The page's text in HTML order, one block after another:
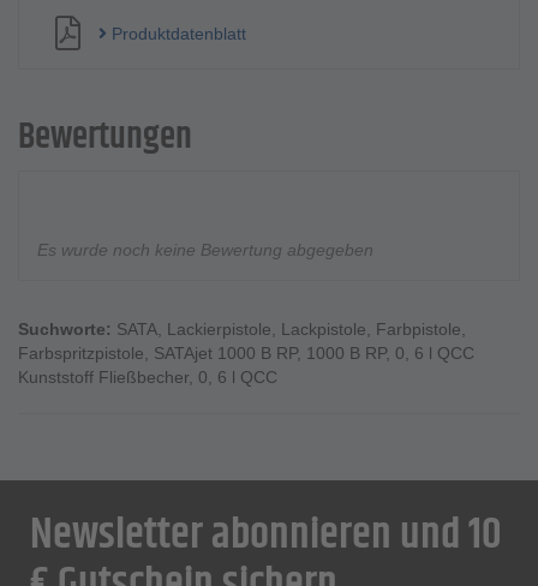
Produktdatenblatt
Bewertungen
Es wurde noch keine Bewertung abgegeben
Suchworte: SATA, Lackierpistole, Lackpistole, Farbpistole,
Farbspritzpistole, SATAjet 1000 B RP, 1000 B RP, 0, 6 l QCC
Kunststoff Fließbecher, 0, 6 l QCC
Newsletter abonnieren und 10